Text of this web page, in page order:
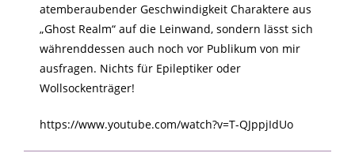
atemberaubender Geschwindigkeit Charaktere aus
„Ghost Realm“ auf die Leinwand, sondern lässt sich
währenddessen auch noch vor Publikum von mir
ausfragen. Nichts für Epileptiker oder
Wollsockenträger!
https://www.youtube.com/watch?v=T-QJppjIdUo